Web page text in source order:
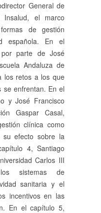
General de
el marco
de gestión
española. En el
parte de José
Andaluza de
los retos a los que
se enfrentan. En el
y José Francisco
Gaspar Casal,
clínica como
su efecto sobre la
4, Santiago
Carlos III
sistemas de
sanitaria y el
incentivos en las
En el capítulo 5,